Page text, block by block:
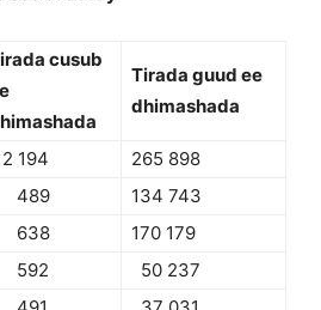
cusub
Tirada guud ee
dhimashada
2 194
265 898
489
134 743
638
170 179
592
50 237